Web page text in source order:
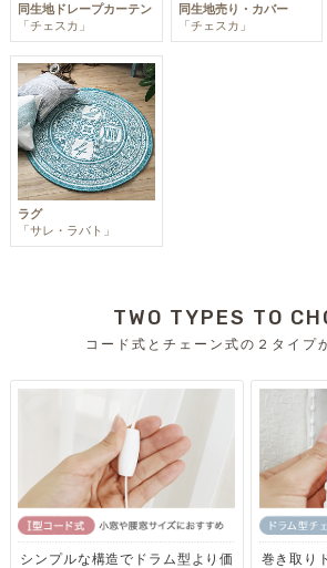
同生地ドレープカーテン
「チェスカ」
同生地売り・カバー
「チェスカ」
ラグ
「サレ・ラバト」
TWO TYPES TO
コード式とチェーン式の２タイプ
シンプルな構造でドラム型より価
巻き取り